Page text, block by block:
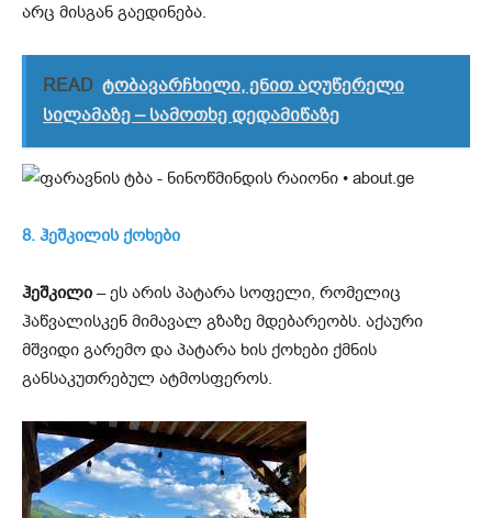
არც მისგან გაედინება.
READ ტობავარჩხილი, ენით აღუწერელი
სილამაზე – სამოთხე დედამიწაზე
8. ჰეშკილის ქოხები
ჰეშკილი – ეს არის პატარა სოფელი, რომელიც
ჰაწვალისკენ მიმავალ გზაზე მდებარეობს. აქაური
მშვიდი გარემო და პატარა ხის ქოხები ქმნის
განსაკუთრებულ ატმოსფეროს.